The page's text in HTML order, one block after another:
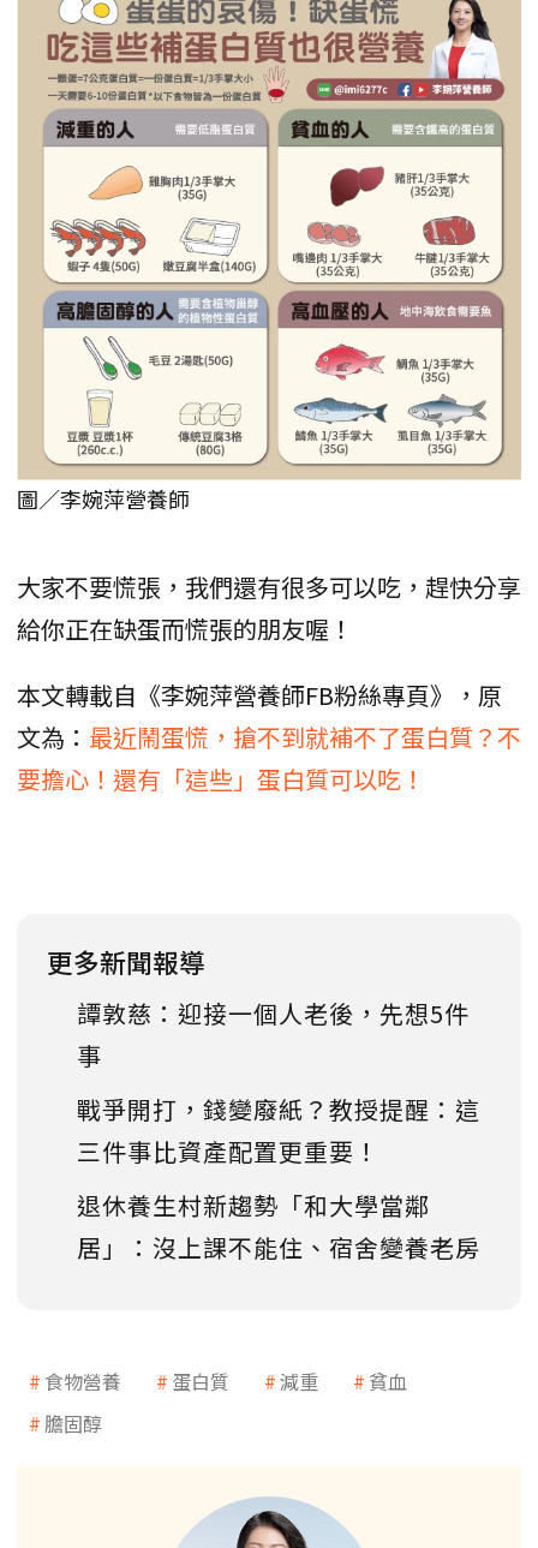
圖／李婉萍營養師
大家不要慌張，我們還有很多可以吃，趕快分享
給你正在缺蛋而慌張的朋友喔！
本文轉載自《李婉萍營養師FB粉絲專頁》，原
文為： 最近鬧蛋慌，搶不到就補不了蛋白質？不
要擔心！還有「這些」蛋白質可以吃！
更多新聞報導
譚敦慈：迎接一個人老後，先想5件
事
戰爭開打，錢變廢紙？教授提醒：這
三件事比資產配置更重要！
退休養生村新趨勢「和大學當鄰
居」：沒上課不能住、宿舍變養老房
食物營養 蛋白質 減重
貧血
膽固醇